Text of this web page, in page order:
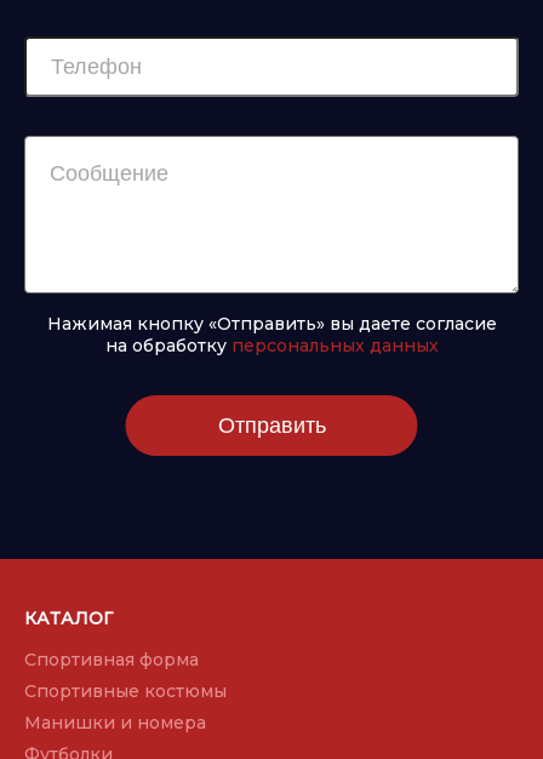
Нажимая кнопку «Отправить» вы даете согласие
на обработку персональных данных
Отправить
КАТАЛОГ
Спортивная форма
Спортивные костюмы
Манишки и номера
Футболки